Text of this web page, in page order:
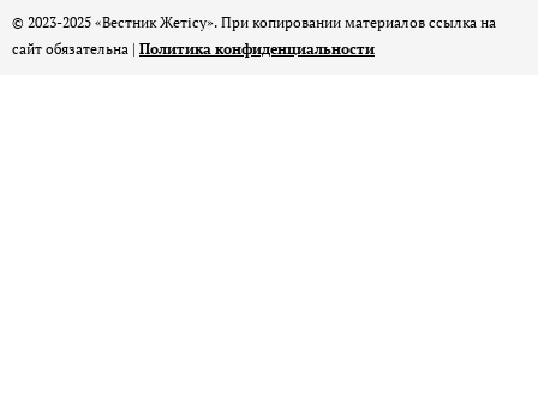
© 2023-2025 «Вестник Жетісу». При копировании материалов ссылка на
сайт обязательна | Политика конфиденциальности